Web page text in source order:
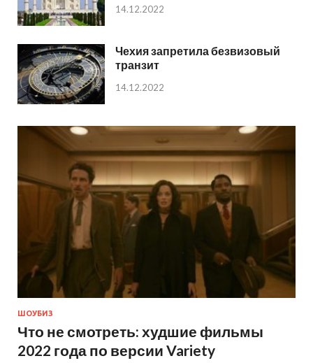
14.12.2022
Чехия запретила безвизовый
транзит
14.12.2022
ШОУБИЗ
Что не смотреть: худшие фильмы
2022 года по версии Variety